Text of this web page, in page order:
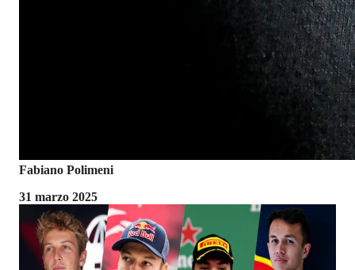
Fabiano Polimeni
31 marzo 2025